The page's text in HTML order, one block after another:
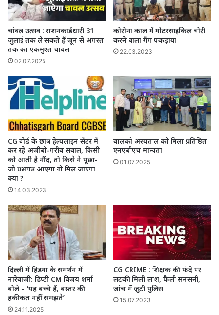
चांवल उत्सव : राशनकार्डधारी 31
जुलाई तक ले सकते हैं जून से अगस्त
तक का एकमुश्त चावल
02.07.2025
कोरोना काल में मोटरसाइकिल चोरी
करने वाला गैंग पकड़ाया
22.03.2023
CG बोर्ड के छात्र हेल्पलाइन सेंटर में
कर रहे अजीबो-गरीब सवाल, किसी
को आती है नींद, तो किसे ने पूछा-
जो प्रश्नपत्र आएगा वो मिल जाएगा
क्या ?
14.03.2023
बालको अस्पताल को मिला प्रतिष्ठित
एनएबीएच मान्यता
01.07.2025
दिल्ली में हिड़मा के समर्थन में
नारेबाजी: डिप्टी CM विजय शर्मा
बोले – ‘यह बच्चे हैं, बस्तर की
हकीकत नहीं समझते’
24.11.2025
CG CRIME : शिक्षक की फंदे पर
लटकी मिली लाश, फैली सनसनी,
जांच में जुटी पुलिस
15.07.2023